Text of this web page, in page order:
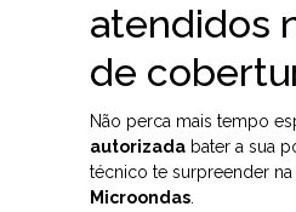
atendidos
de
Não perca mais tempo
autorizada bater a sua
técnico te surpreender
Microondas.